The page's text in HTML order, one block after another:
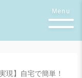
Menu
現】自宅で簡単！